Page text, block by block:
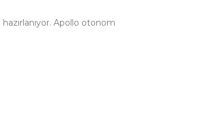
Apollo otonom